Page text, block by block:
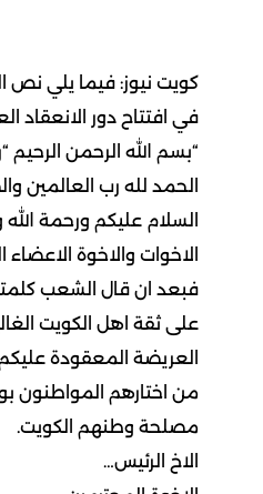
كويت نيوز: فيما يلي نص
في افتتاح دور الانعقاد
“بسم الله الرحمن الرحيم
الحمد لله رب العالمين
السلام عليكم ورحمة الله
الاخوات والاخوة الاعضاء
فبعد ان قال الشعب
على ثقة اهل الكويت
العريضة المعقودة
من اختارهم المواطنون
مصلحة وطنهم الكويت.
الاخ الرئيس…